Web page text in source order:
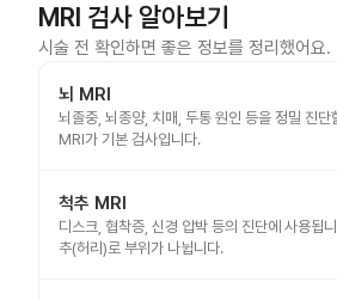
MRI 검사 알아보기
시술 전 확인하면 좋은 정보를 정리했어요.
뇌 MRI
뇌졸중, 뇌종양, 치매, 두통 원인 등을 정밀 진단
MRI가 기본 검사입니다.
척추 MRI
디스크, 협착증, 신경 압박 등의 진단에 사용됩
추(허리)로 부위가 나뉩니다.